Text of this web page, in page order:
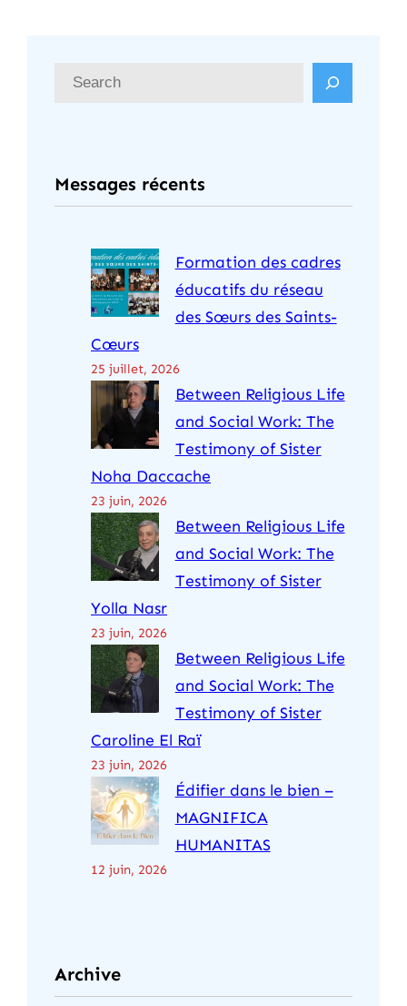
e
r
Messages récents
Formation des cadres
éducatifs du réseau
des Sœurs des Saints-
Cœurs
25 juillet, 2026
Between Religious Life
and Social Work: The
Testimony of Sister
Noha Daccache
23 juin, 2026
Between Religious Life
and Social Work: The
Testimony of Sister
Yolla Nasr
23 juin, 2026
Between Religious Life
and Social Work: The
Testimony of Sister
Caroline El Raï
23 juin, 2026
Édifier dans le bien –
MAGNIFICA
HUMANITAS
12 juin, 2026
Archive